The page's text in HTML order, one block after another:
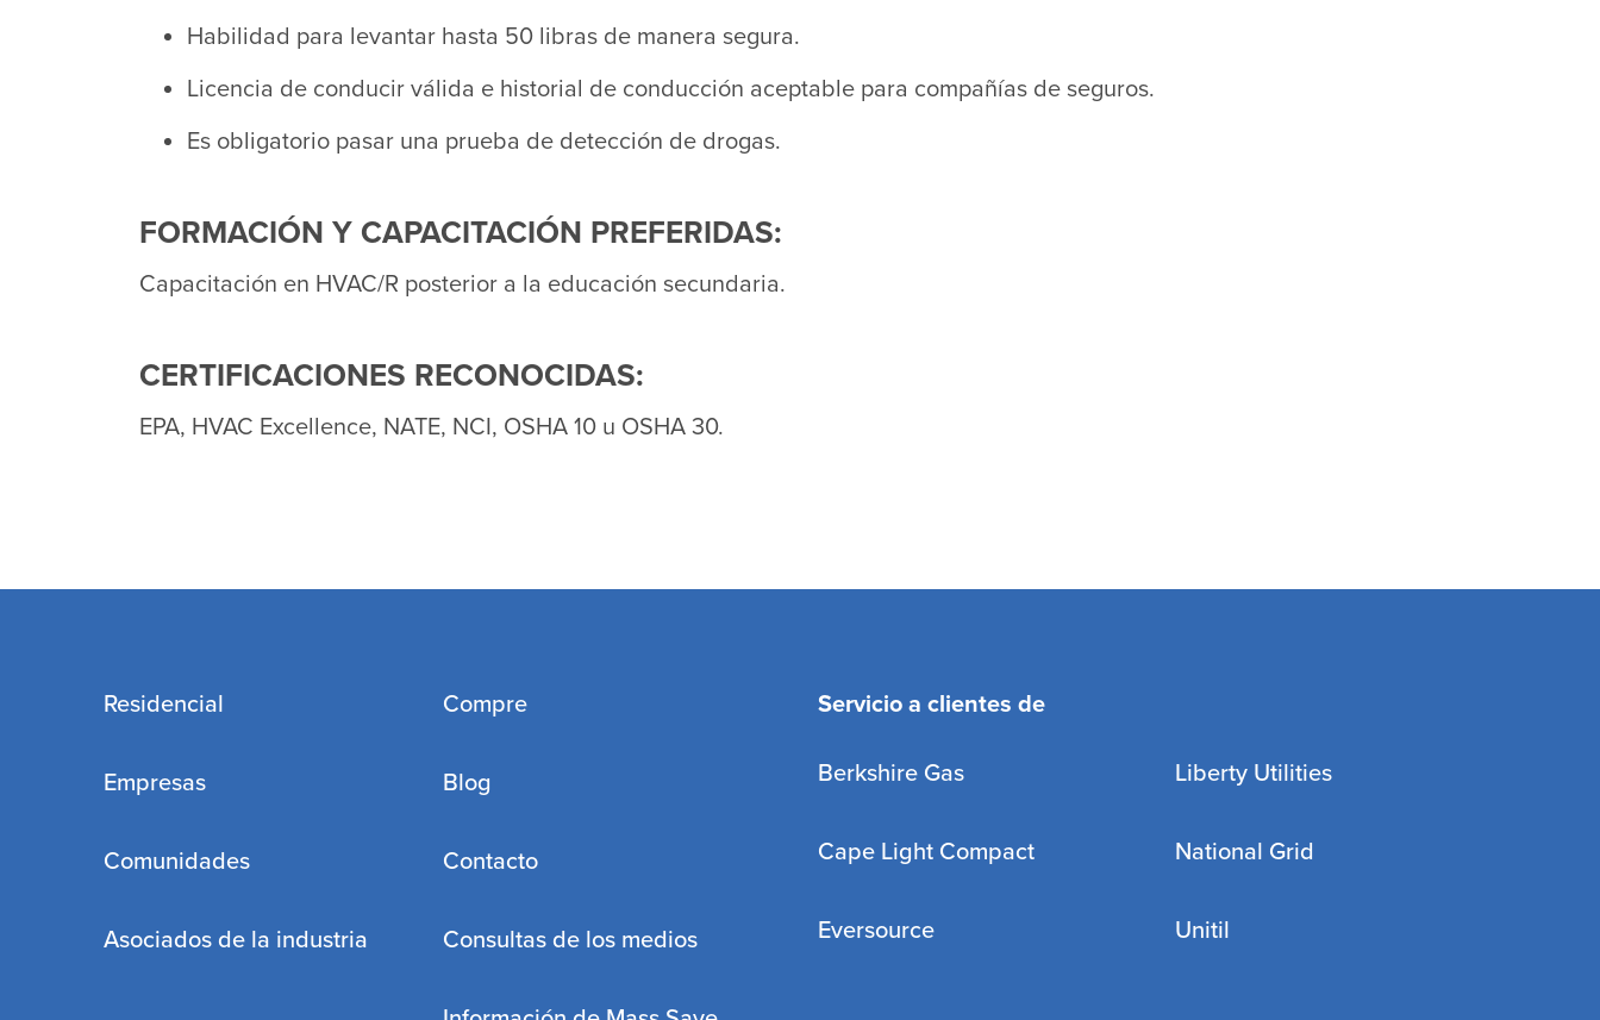
Habilidad para levantar hasta 50 libras de manera segura.
Licencia de conducir válida e historial de conducción aceptable para compañías de seguros.
Es obligatorio pasar una prueba de detección de drogas.
FORMACIÓN Y CAPACITACIÓN PREFERIDAS:
Capacitación en HVAC/R posterior a la educación secundaria.
CERTIFICACIONES RECONOCIDAS:
EPA, HVAC Excellence, NATE, NCI, OSHA 10 u OSHA 30.
Residencial
Empresas
Comunidades
Asociados de la industria
Compre
Blog
Contacto
Consultas de los medios
Servicio a clientes de
Berkshire Gas
Cape Light Compact
Eversource
Liberty Utilities
National Grid
Unitil